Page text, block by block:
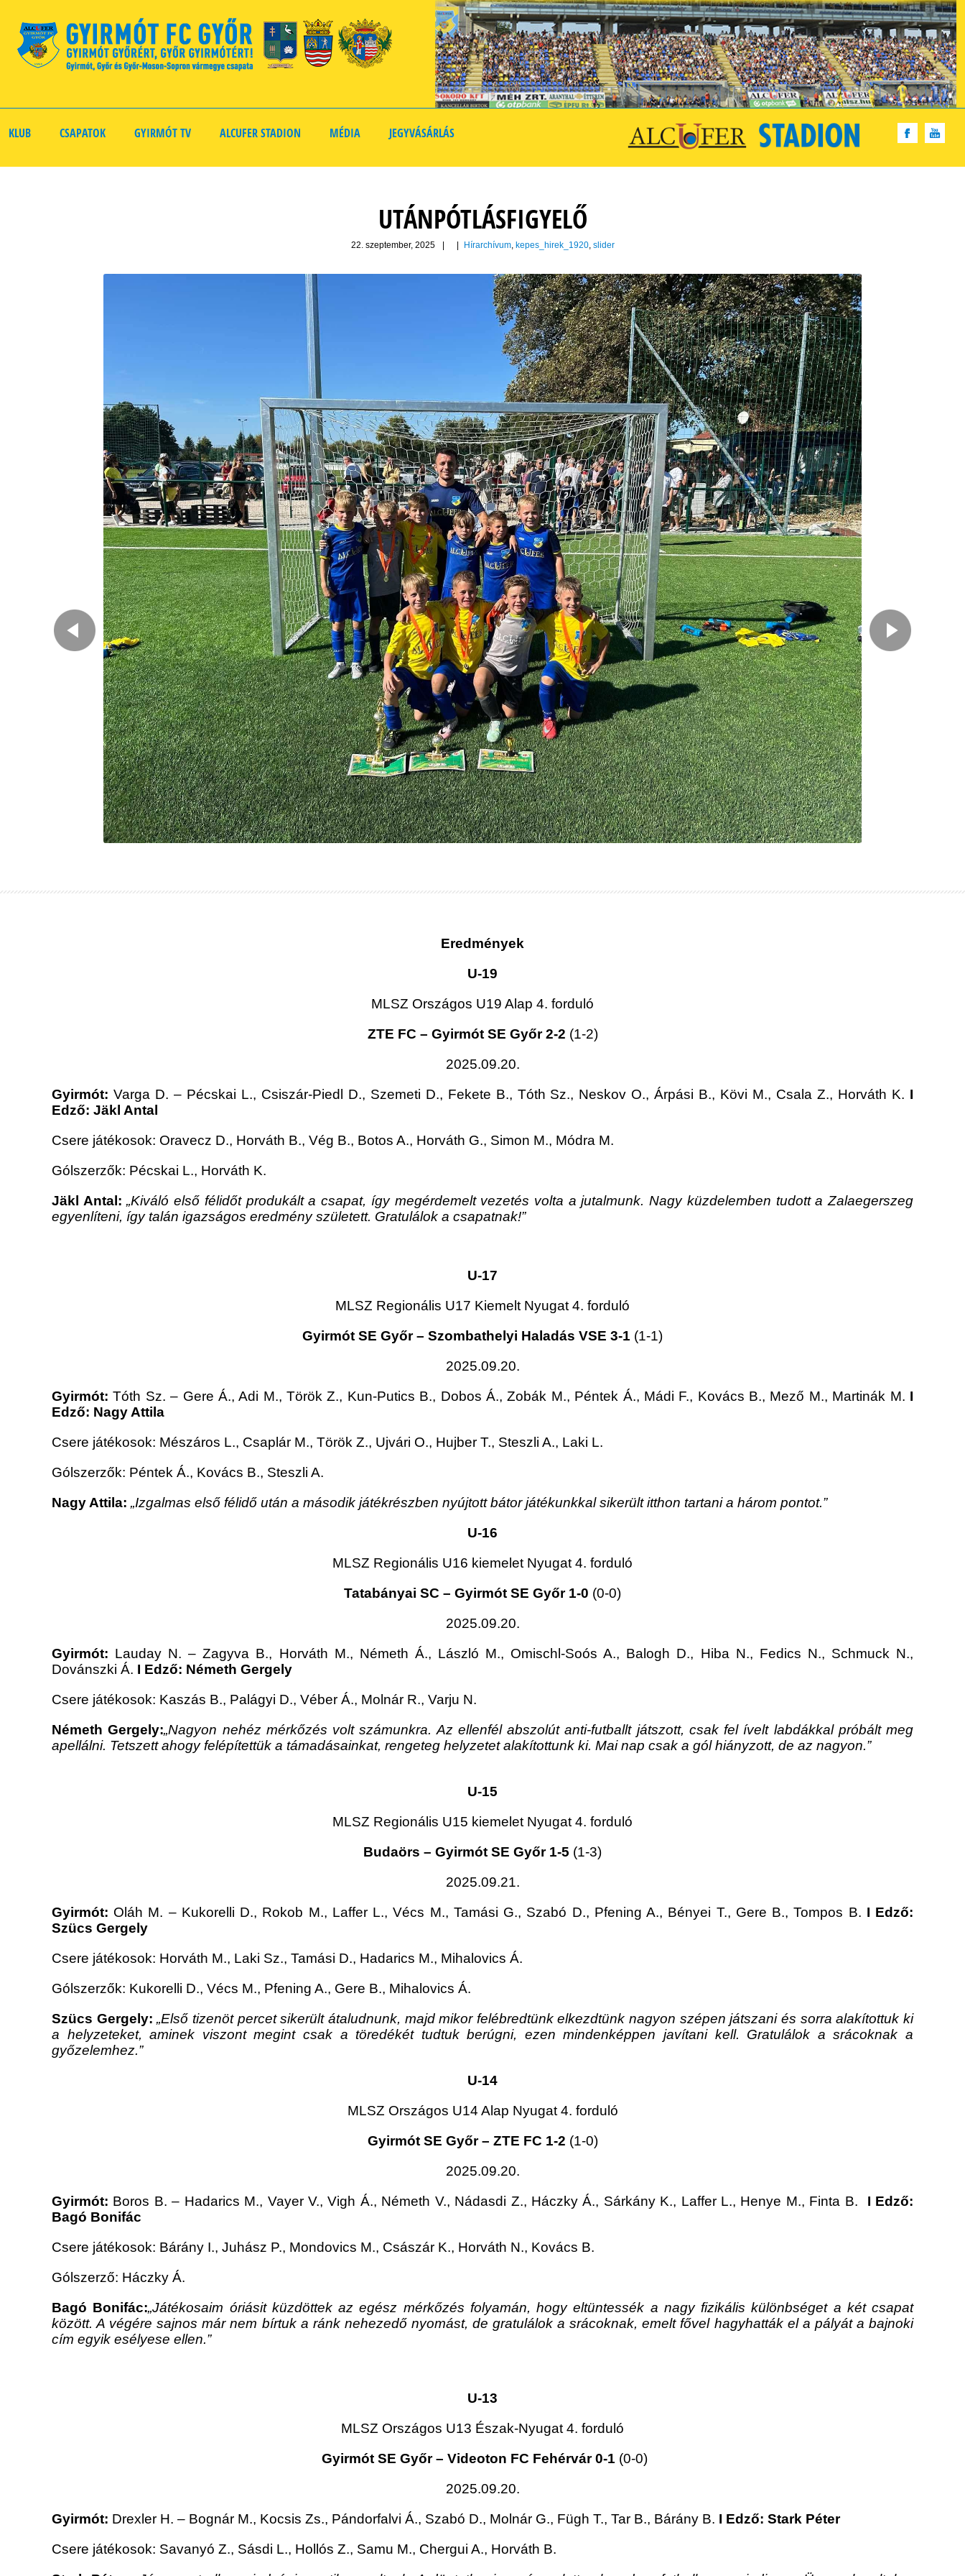
KLUB CSAPATOK GYIRMÓT TV ALCUFER STADION MÉDIA JEGYVÁSÁRLÁS
UTÁNPÓTLÁSFIGYELŐ
22. szeptember, 2025 Hírarchívum, kepes_hirek_1920, slider
Eredmények
U-19
MLSZ Országos U19 Alap 4. forduló
ZTE FC – Gyirmót SE Győr 2-2 (1-2)
2025.09.20.
Gyirmót: Varga D. – Pécskai L., Csiszár-Piedl D., Szemeti D., Fekete B., Tóth Sz., Neskov O., Árpási B., Kövi M., Csala Z., Horváth K. I
Edző: Jäkl Antal
Csere játékosok: Oravecz D., Horváth B., Vég B., Botos A., Horváth G., Simon M., Módra M.
Gólszerzők: Pécskai L., Horváth K.
Jäkl Antal:„Kiváló első félidőt produkált a csapat, így megérdemelt vezetés volta a jutalmunk. Nagy küzdelemben tudott a Zalaegerszeg
egyenlíteni, így talán igazságos eredmény született. Gratulálok a csapatnak!”
U-17
MLSZ Regionális U17 Kiemelt Nyugat 4. forduló
Gyirmót SE Győr – Szombathelyi Haladás VSE 3-1 (1-1)
2025.09.20.
Gyirmót: Tóth Sz. – Gere Á., Adi M., Török Z., Kun-Putics B., Dobos Á., Zobák M., Péntek Á., Mádi F., Kovács B., Mező M., Martinák M. I
Edző: Nagy Attila
Csere játékosok: Mészáros L., Csaplár M., Török Z., Ujvári O., Hujber T., Steszli A., Laki L.
Gólszerzők: Péntek Á., Kovács B., Steszli A.
Nagy Attila: „Izgalmas első félidő után a második játékrészben nyújtott bátor játékunkkal sikerült itthon tartani a három pontot.”
U-16
MLSZ Regionális U16 kiemelet Nyugat 4. forduló
Tatabányai SC – Gyirmót SE Győr 1-0 (0-0)
2025.09.20.
Gyirmót: Lauday N. – Zagyva B., Horváth M., Németh Á., László M., Omischl-Soós A., Balogh D., Hiba N., Fedics N., Schmuck N.,
Dovánszki Á. I Edző: Németh Gergely
Csere játékosok: Kaszás B., Palágyi D., Véber Á., Molnár R., Varju N.
Németh Gergely:„Nagyon nehéz mérkőzés volt számunkra. Az ellenfél abszolút anti-futballt játszott, csak fel ívelt labdákkal próbált meg
apellálni. Tetszett ahogy felépítettük a támadásainkat, rengeteg helyzetet alakítottunk ki. Mai nap csak a gól hiányzott, de az nagyon.”
U-15
MLSZ Regionális U15 kiemelet Nyugat 4. forduló
Budaörs – Gyirmót SE Győr 1-5 (1-3)
2025.09.21.
Gyirmót: Oláh M. – Kukorelli D., Rokob M., Laffer L., Vécs M., Tamási G., Szabó D., Pfening A., Bényei T., Gere B., Tompos B. I Edző:
Szücs Gergely
Csere játékosok: Horváth M., Laki Sz., Tamási D., Hadarics M., Mihalovics Á.
Gólszerzők: Kukorelli D., Vécs M., Pfening A., Gere B., Mihalovics Á.
Szücs Gergely:„Első tizenöt percet sikerült átaludnunk, majd mikor felébredtünk elkezdtünk nagyon szépen játszani és sorra alakítottuk ki
a helyzeteket, aminek viszont megint csak a töredékét tudtuk berúgni, ezen mindenképpen javítani kell. Gratulálok a srácoknak a
győzelemhez.”
U-14
MLSZ Országos U14 Alap Nyugat 4. forduló
Gyirmót SE Győr – ZTE FC 1-2 (1-0)
2025.09.20.
Gyirmót: Boros B. – Hadarics M., Vayer V., Vigh Á., Németh V., Nádasdi Z., Háczky Á., Sárkány K., Laffer L., Henye M., Finta B. I Edző:
Bagó Bonifác
Csere játékosok: Bárány I., Juhász P., Mondovics M., Császár K., Horváth N., Kovács B.
Gólszerző: Háczky Á.
Bagó Bonifác:„Játékosaim óriásit küzdöttek az egész mérkőzés folyamán, hogy eltüntessék a nagy fizikális különbséget a két csapat
között. A végére sajnos már nem bírtuk a ránk nehezedő nyomást, de gratulálok a srácoknak, emelt fővel hagyhatták el a pályát a bajnoki
cím egyik esélyese ellen.”
U-13
MLSZ Országos U13 Észak-Nyugat 4. forduló
Gyirmót SE Győr – Videoton FC Fehérvár 0-1 (0-0)
2025.09.20.
Gyirmót: Drexler H. – Bognár M., Kocsis Zs., Pándorfalvi Á., Szabó D., Molnár G., Fügh T., Tar B., Bárány B. I Edző: Stark Péter
Csere játékosok: Savanyó Z., Sásdi L., Hollós Z., Samu M., Chergui A., Horváth B.